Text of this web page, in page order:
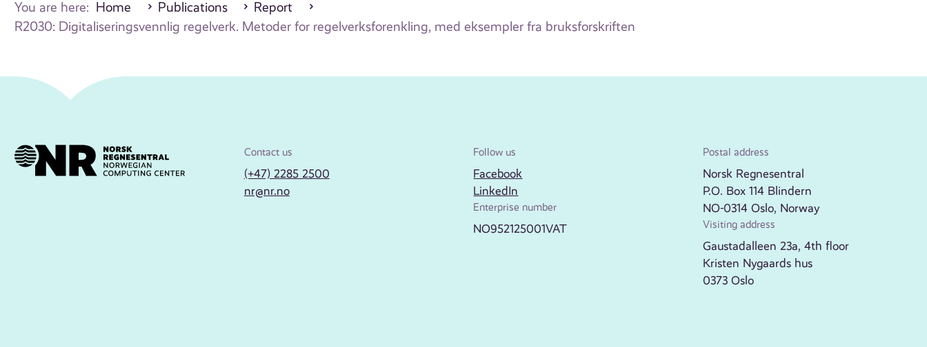
You are here: Home Publications
Report
R2030: Digitaliseringsvennlig regelverk. Metoder for regelverksforenkling, med eksempler fra bruksforskriften
Contact us
(+47) 2285 2500
nr@nr.no
Follow us
Facebook
LinkedIn
Enterprise number
NO952125001VAT
Postal address
Norsk Regnesentral
P.O. Box 114 Blindern
NO-0314 Oslo, Norway
Visiting address
Gaustadalleen 23a, 4th floor
Kristen Nygaards hus
0373 Oslo